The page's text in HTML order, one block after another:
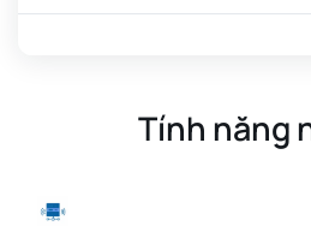
Tính năng